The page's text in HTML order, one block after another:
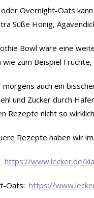
Overnight-Oats
Süße Honig,
Bowl wäre eine
zum Beispiel
morgens auch ein
und Zucker durch
Rezepte nicht so
Rezepte haben wir
https://www.lecker.de/
Oats: https://